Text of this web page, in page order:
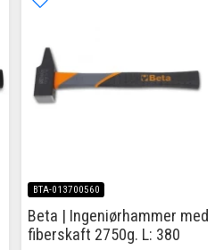
BTA-013700560
Beta | Ingeniørhammer med
fiberskaft 2750g. L: 380